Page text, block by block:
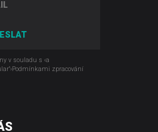
v souladu s ‹a
zpracování